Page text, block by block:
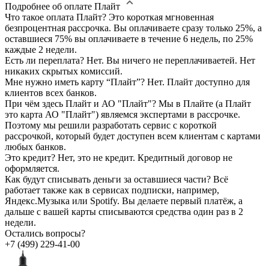
Подробнее об оплате Плайт
Что такое оплата Плайт? Это короткая мгновенная
безпроцентная рассрочка. Вы оплачиваете сразу только 25%, а
оставшиеся 75% вы оплачиваете в течение 6 недель, по 25%
каждые 2 недели.
Есть ли переплата? Нет. Вы ничего не переплачиваетей. Нет
никаких скрытых комиссий.
Мне нужно иметь карту “Плайт”? Нет. Плайт доступно для
клиентов всех банков.
При чём здесь Плайт и АО "Плайт"? Мы в Плайте (а Плайт
это карта АО "Плайт") являемся экспертами в рассрочке.
Поэтому мы решили разработать сервис с короткой
рассрочкой, который будет доступен всем клиентам с картами
любых банков.
Это кредит? Нет, это не кредит. Кредитный договор не
оформляется.
Как будут списывать деньги за оставшиеся части? Всё
работает также как в сервисах подписки, например,
Яндекс.Музыка или Spotify. Вы делаете первый платёж, а
дальше с вашей карты списываются средства один раз в 2
недели.
Остались вопросы?
+7 (499) 229-41-00